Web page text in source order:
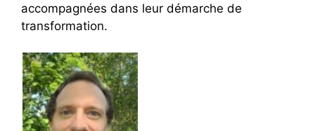
accompagnées dans leur démarche de
transformation.